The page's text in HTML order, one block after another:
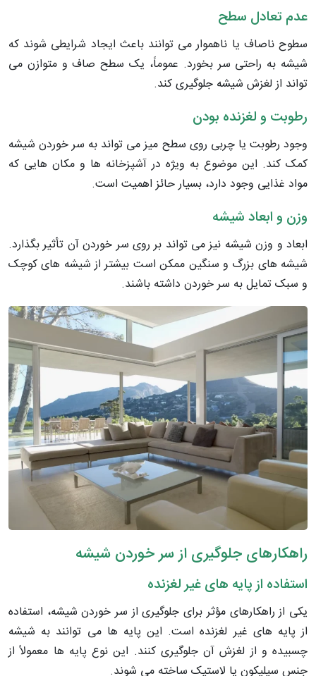
عدم تعادل سطح
سطوح ناصاف یا ناهموار می توانند باعث ایجاد شرایطی شوند که
شیشه به راحتی سر بخورد. عموماً، یک سطح صاف و متوازن می
تواند از لغزش شیشه جلوگیری کند.
رطوبت و لغزنده بودن
وجود رطوبت یا چربی روی سطح میز می تواند به سر خوردن شیشه
کمک کند. این موضوع به ویژه در آشپزخانه ها و مکان هایی که
مواد غذایی وجود دارد، بسیار حائز اهمیت است.
وزن و ابعاد شیشه
ابعاد و وزن شیشه نیز می تواند بر روی سر خوردن آن تأثیر بگذارد.
شیشه های بزرگ و سنگین ممکن است بیشتر از شیشه های کوچک
و سبک تمایل به سر خوردن داشته باشند.
راهکارهای جلوگیری از سر خوردن شیشه
استفاده از پایه های غیر لغزنده
یکی از راهکارهای مؤثر برای جلوگیری از سر خوردن شیشه، استفاده
از پایه های غیر لغزنده است. این پایه ها می توانند به شیشه
چسبیده و از لغزش آن جلوگیری کنند. این نوع پایه ها معمولاً از
جنس سیلیکون یا لاستیک ساخته می شوند.